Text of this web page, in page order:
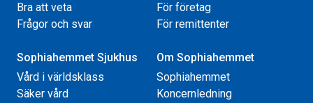
Bra att veta
Frågor och svar
För företag
För remittenter
Sophiahemmet Sjukhus
Vård i världsklass
Säker vård
Om Sophiahemmet
Sophiahemmet
Koncernledning